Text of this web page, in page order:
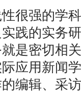
强的学科
践的实务
是密切相
应用新闻
编辑、采